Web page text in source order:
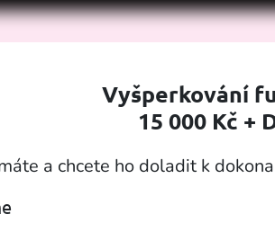
Vyšperkování
15 000 Kč +
a chcete ho doladit k